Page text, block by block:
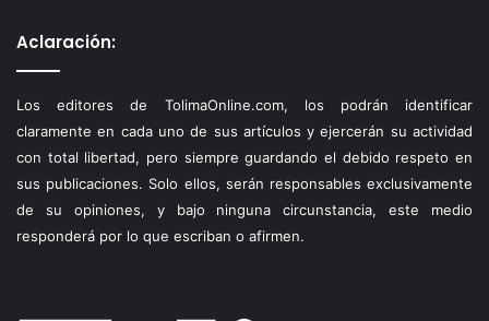
Aclaración:
Los editores de TolimaOnline.com, los podrán identificar
claramente en cada uno de sus artículos y ejercerán su actividad
con total libertad, pero siempre guardando el debido respeto en
sus publicaciones. Solo ellos, serán responsables exclusivamente
de su opiniones, y bajo ninguna circunstancia, este medio
responderá por lo que escriban o afirmen.